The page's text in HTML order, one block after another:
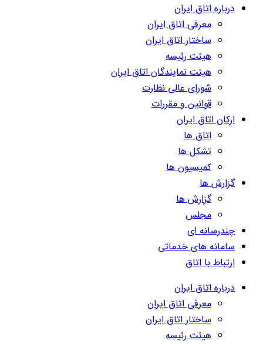
درباره اتاق ایران
معرفی اتاق ایران
ساختار اتاق ایران
هیئت رئیسه
هیئت نمایندگان اتاق ایران
شورای عالی نظارت
قوانین و مقررات
ارکان اتاق ایران
اتاق ها
تشکل ها
کمیسیون ها
گزارش ها
گزارش ها
مجلس
چندرسانه ای
سامانه های خدماتی
ارتباط با اتاق
درباره اتاق ایران
معرفی اتاق ایران
ساختار اتاق ایران
هیئت رئیسه